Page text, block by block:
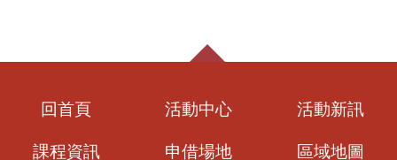
回首頁 活動中心 活動新訊
課程資訊 申借場地 區域地圖